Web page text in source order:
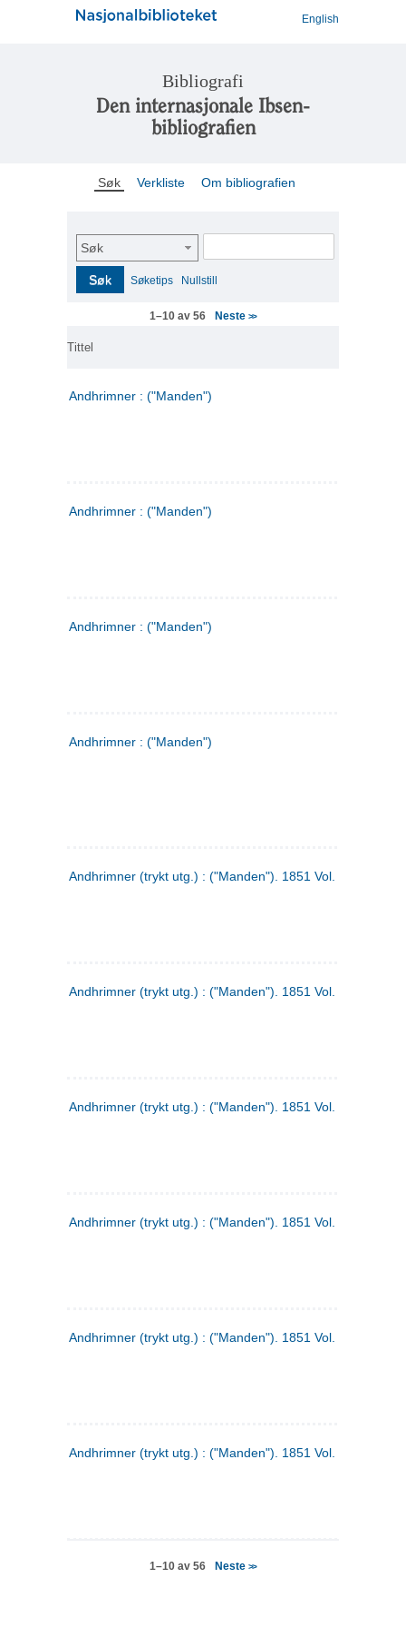
English
Bibliografi
Den internasjonale Ibsen-
bibliografien
Søk Verkliste Om bibliografien
Søk
Søk Søketips Nullstill
1–10 av 56 Neste>>
Tittel
Andhrimner : ("Manden")
Andhrimner : ("Manden")
Andhrimner : ("Manden")
Andhrimner : ("Manden")
Andhrimner (trykt utg.) : ("Manden"). 1851 Vol. 2 Nr. 1
Andhrimner (trykt utg.) : ("Manden"). 1851 Vol. 1 Nr. 10
Andhrimner (trykt utg.) : ("Manden"). 1851 Vol. 1 Nr. 3
Andhrimner (trykt utg.) : ("Manden"). 1851 Vol. 2 Nr. 4
Andhrimner (trykt utg.) : ("Manden"). 1851 Vol. 2 Nr. 6
Andhrimner (trykt utg.) : ("Manden"). 1851 Vol. 1 Nr. 6
1–10 av 56 Neste>>